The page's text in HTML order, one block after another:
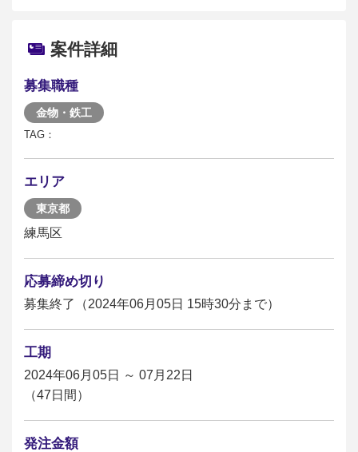
案件詳細
募集職種
金物・鉄工
TAG：
エリア
東京都
練馬区
応募締め切り
募集終了（2024年06月05日 15時30分まで）
工期
2024年06月05日 ～ 07月22日
（47日間）
発注金額